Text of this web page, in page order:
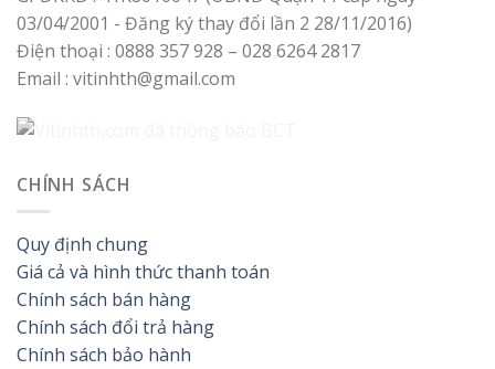
03/04/2001 - Đăng ký thay đổi lần 2 28/11/2016)
Điện thoại : 0888 357 928 – 028 6264 2817
Email : vitinhth@gmail.com
CHÍNH SÁCH
Quy định chung
Giá cả và hình thức thanh toán
Chính sách bán hàng
Chính sách đổi trả hàng
Chính sách bảo hành